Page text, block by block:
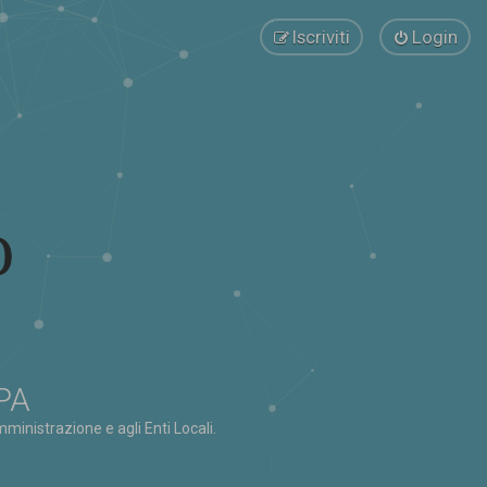
Login
Iscriviti
e agli Enti Locali.